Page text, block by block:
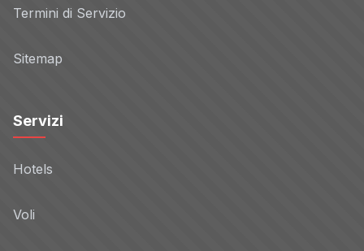
Termini di Servizio
Sitemap
Servizi
Hotels
Voli